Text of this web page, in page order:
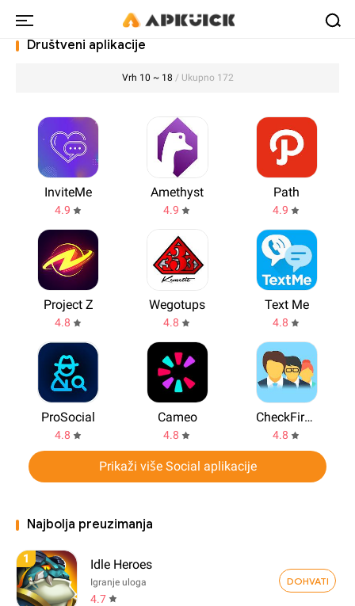
Društveni aplikacije
Vrh 10 ~ 18 / Ukupno 172
InviteMe
4.9
Amethyst
4.9
Path
4.9
Project Z
4.8
Wegotups
4.8
Text Me
4.8
ProSocial
4.8
Cameo
4.8
CheckFirst People Finder App
4.8
Prikaži više Social aplikacije
Najbolja preuzimanja
1 Idle Heroes
Igranje uloga
4.7
DOHVATI